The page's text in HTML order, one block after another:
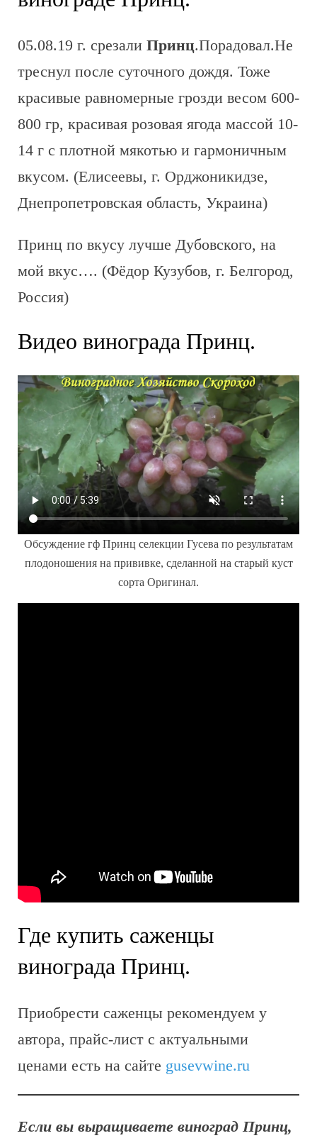
05.08.19 г. срезали Принц.Порадовал.Не
треснул после суточного дождя. Тоже
красивые равномерные грозди весом 600-
800 гр, красивая розовая ягода массой 10-
14 г с плотной мякотью и гармоничным
вкусом. (Елисеевы, г. Орджоникидзе,
Днепропетровская область, Украина)
Принц по вкусу лучше Дубовского, на
мой вкус…. (Фёдор Кузубов, г. Белгород,
Россия)
Видео винограда Принц.
Обсуждение гф Принц селекции Гусева по результатам
плодоношения на прививке, сделанной на старый куст
сорта Оригинал.
Где купить саженцы
винограда Принц.
Приобрести саженцы рекомендуем у
автора, прайс-лист с актуальными
ценами есть на сайте gusevwine.ru
Если вы выращиваете виноград Принц,